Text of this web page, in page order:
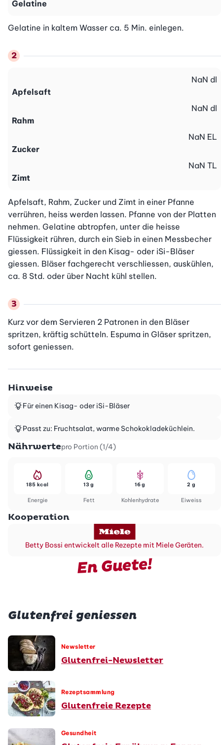
Gelatine
Gelatine in kaltem Wasser ca. 5 Min. einlegen.
Apfelsaft
NaN dl
Rahm
NaN dl
Zucker
NaN EL
Zimt
NaN TL
Apfelsaft, Rahm, Zucker und Zimt in einer Pfanne
verrühren, heiss werden lassen. Pfanne von der Platten
nehmen. Gelatine abtropfen, unter die heisse
Flüssigkeit rühren, durch ein Sieb in einen Messbecher
giessen. Flüssigkeit in den Kisag- oder iSi-Bläser
giessen. Bläser fachgerecht verschliessen, auskühlen,
ca. 8 Std. oder über Nacht kühl stellen.
Kurz vor dem Servieren 2 Patronen in den Bläser
spritzen, kräftig schütteln. Espuma in Gläser spritzen,
sofort geniessen.
Hinweise
Für einen Kisag- oder iSi-Bläser
Passt zu: Fruchtsalat, warme Schokokladeküchlein.
Nährwertepro Portion (1/4)
Energie
185 kcal
Fett
13 g
Kohlenhydrate
16 g
Eiweiss
2 g
Kooperation
Betty Bossi entwickelt alle Rezepte mit Miele Geräten.
En Guete!
Glutenfrei geniessen
Newsletter
Glutenfrei-Newsletter
Rezeptsammlung
Glutenfreie Rezepte
Gesundheit